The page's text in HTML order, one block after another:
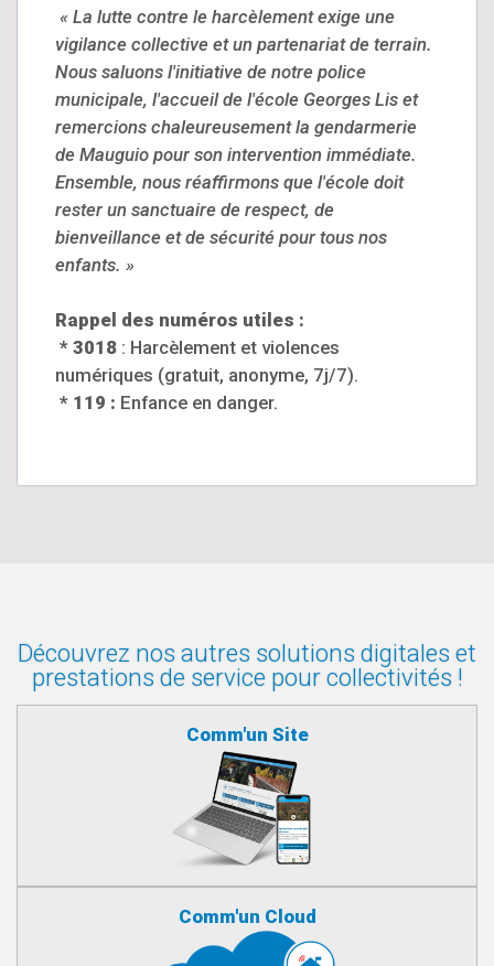
« La lutte contre le harcèlement exige une
vigilance collective et un partenariat de terrain.
Nous saluons l'initiative de notre police
municipale, l'accueil de l'école Georges Lis et
remercions chaleureusement la gendarmerie
de Mauguio pour son intervention immédiate.
Ensemble, nous réaffirmons que l'école doit
rester un sanctuaire de respect, de
bienveillance et de sécurité pour tous nos
enfants. »
Rappel des numéros utiles :
* 3018 : Harcèlement et violences
numériques (gratuit, anonyme, 7j/7).
* 119 : Enfance en danger.
Découvrez nos autres solutions digitales et
prestations de service pour collectivités !
Comm'un Site
Comm'un Cloud